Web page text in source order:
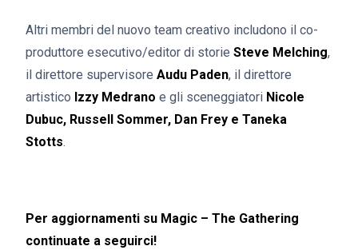
Altri membri del nuovo team creativo includono il co-
produttore esecutivo/editor di storie Steve Melching,
il direttore supervisore Audu Paden, il direttore
artistico Izzy Medrano e gli sceneggiatori Nicole
Dubuc, Russell Sommer, Dan Frey e Taneka
Stotts.
Per aggiornamenti su Magic – The Gathering
continuate a seguirci!